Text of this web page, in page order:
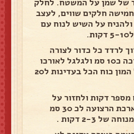
חלקים שווים, לעצב
על השיש לנוח עם
לרדד כל כדור לצורה
אובלית ארוכה כ10 סמ ולגלגל לאורכו
לא להפעיל המון כוח הכל בעדינות ל20
מספר דקות ולחזור על
הגלגול להארכת הרצועה לכ 30 סמ
של 2-3 דקות .